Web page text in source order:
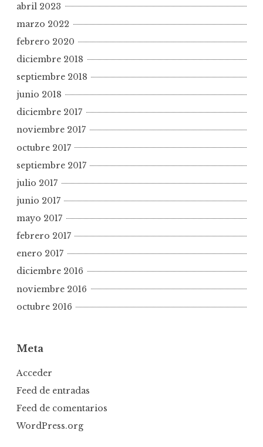
abril 2023
marzo 2022
febrero 2020
diciembre 2018
septiembre 2018
junio 2018
diciembre 2017
noviembre 2017
octubre 2017
septiembre 2017
julio 2017
junio 2017
mayo 2017
febrero 2017
enero 2017
diciembre 2016
noviembre 2016
octubre 2016
Meta
Acceder
Feed de entradas
Feed de comentarios
WordPress.org